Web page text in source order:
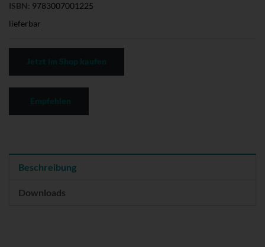
ISBN: 9783007001225
lieferbar
Beschreibung
Downloads